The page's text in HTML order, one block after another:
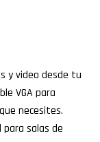
y video desde tu
VGA para
necesites.
para salas de